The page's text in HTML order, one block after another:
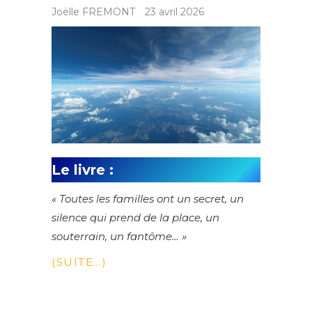
Joëlle FREMONT 23 avril 2026
Le livre :
« Toutes les familles ont un secret, un
silence qui prend de la place, un
souterrain, un fantôme… »
(SUITE…)